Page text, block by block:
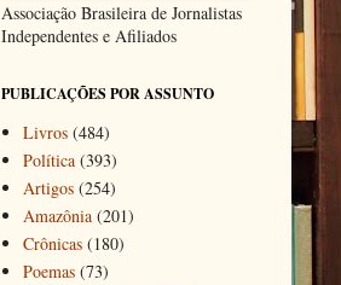
Associação Brasileira de Jornalistas
Independentes e Afiliados
PUBLICAÇÕES POR ASSUNTO
Livros (484)
Política (393)
Artigos (254)
Amazônia (201)
Crônicas (180)
Poemas (73)